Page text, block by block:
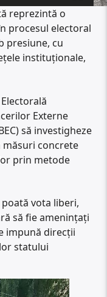
reprezintă o
procesul electoral
presiune, cu
instituționale,
Externe
să investigheze
măsuri concrete
prin metode
vota liberi,
să fie amenințați
impună direcții
statului